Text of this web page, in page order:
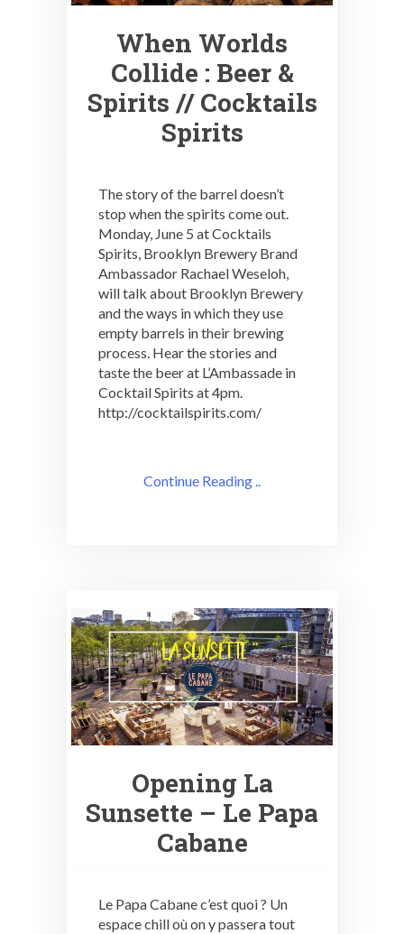
When Worlds
Collide : Beer &
Spirits // Cocktails
Spirits
The story of the barrel doesn’t
stop when the spirits come out.
Monday, June 5 at Cocktails
Spirits, Brooklyn Brewery Brand
Ambassador Rachael Weseloh,
will talk about Brooklyn Brewery
and the ways in which they use
empty barrels in their brewing
process. Hear the stories and
taste the beer at L’Ambassade in
Cocktail Spirits at 4pm.
http://cocktailspirits.com/
Continue Reading ..
Opening La
Sunsette – Le Papa
Cabane
Le Papa Cabane c’est quoi ? Un
espace chill où on y passera tout